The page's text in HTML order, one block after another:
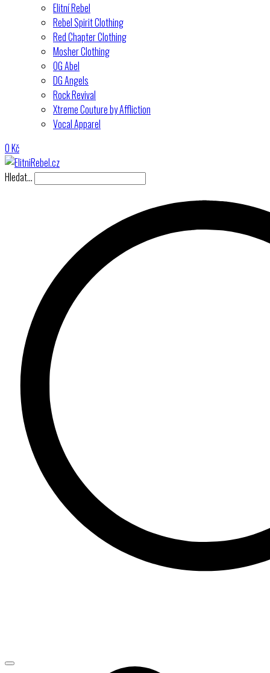
Elitní Rebel
Rebel Spirit Clothing
Red Chapter Clothing
Mosher Clothing
OG Abel
DG Angels
Rock Revival
Xtreme Couture by Affliction
Vocal Apparel
0Kč
Hledat…